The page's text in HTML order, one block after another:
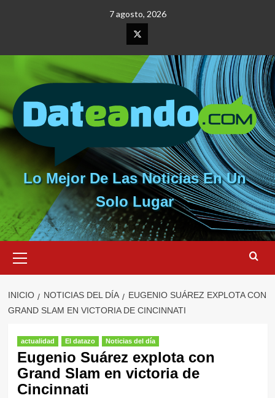
7 agosto, 2026
Elemento
del
menú
Lo Mejor De Las Noticias En Un
Solo Lugar
primario
INICIO NOTICIAS DEL DÍA
EUGENIO SUÁREZ EXPLOTA CON
GRAND SLAM EN VICTORIA DE CINCINNATI
actualidad El datazo Noticias del día
Eugenio Suárez explota con
Grand Slam en victoria de
Cincinnati